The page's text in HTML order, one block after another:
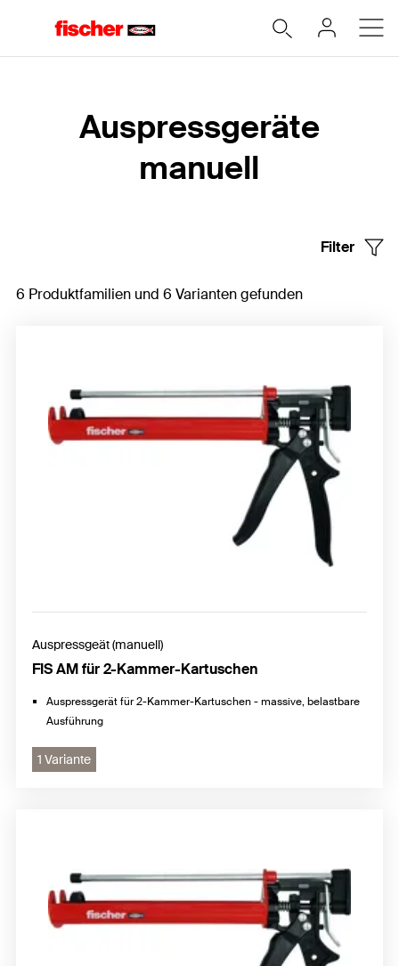
Auspressgeräte
manuell
Filter
6 Produktfamilien und 6 Varianten gefunden
Auspressgeät (manuell)
FIS AM für 2-Kammer-Kartuschen
Auspressgerät für 2-Kammer-Kartuschen - massive, belastbare
Ausführung
1 Variante